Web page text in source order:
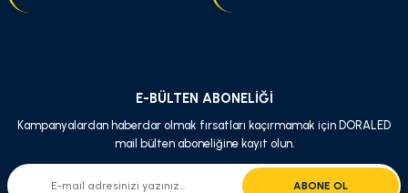
E-BÜLTEN ABONELİĞİ
Kampanyalardan haberdar olmak fırsatları kaçırmamak için DORALED
mail bülten aboneliğine kayıt olun.
ABONE OL